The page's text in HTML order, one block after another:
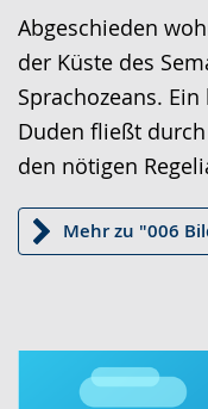
Sprache
wechseln.
Unterstützung.
in
Deutscher
Gebärdensprache
wird
angezeigt.
Abgeschieden
der Küste des
Sprachozeans.
Duden fließt
den nötigen
Mehr zu "006